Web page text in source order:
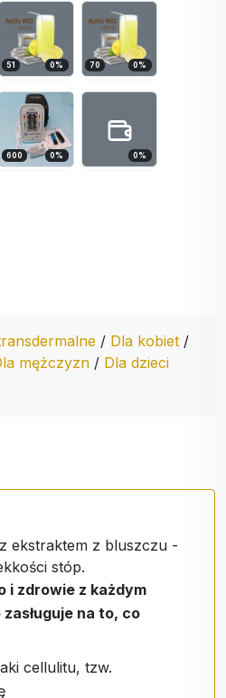
51 0% 70 0%
600 0% 0%
/ Dla kobiet /
mężczyzn / Dla dzieci
ekstraktem z bluszczu -
stóp.
i zdrowie z każdym
na to, co
cellulitu, tzw.